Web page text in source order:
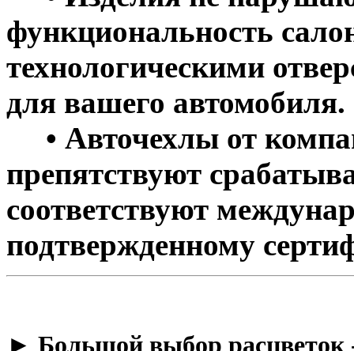
функциональность
технологическими
для вашего автомобиля.
• Авточехлы от
препятствуют
соответствуют
подтвержденному
​► Большой выбор